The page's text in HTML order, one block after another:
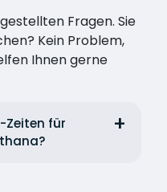
Fragen. Sie
Kein Problem,
Ihnen gerne
Zeiten für